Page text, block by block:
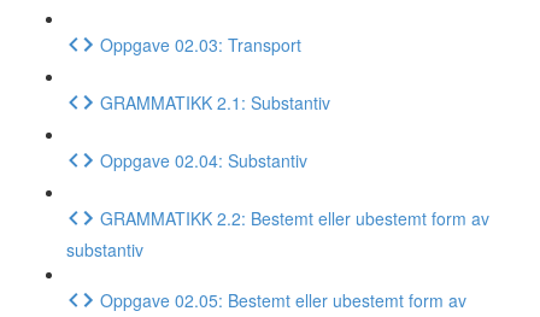
Oppgave 02.03: Transport
GRAMMATIKK 2.1: Substantiv
Oppgave 02.04: Substantiv
GRAMMATIKK 2.2: Bestemt eller ubestemt form av
substantiv
Oppgave 02.05: Bestemt eller ubestemt form av